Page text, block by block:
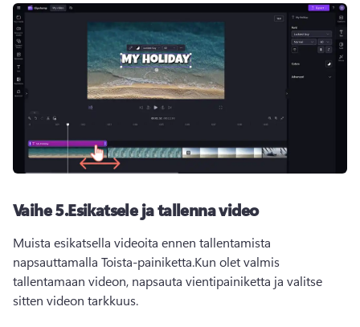
Vaihe 5.Esikatsele ja tallenna video
Muista esikatsella videoita ennen tallentamista
napsauttamalla Toista-painiketta.Kun olet valmis
tallentamaan videon, napsauta vientipainiketta ja valitse
sitten videon tarkkuus.